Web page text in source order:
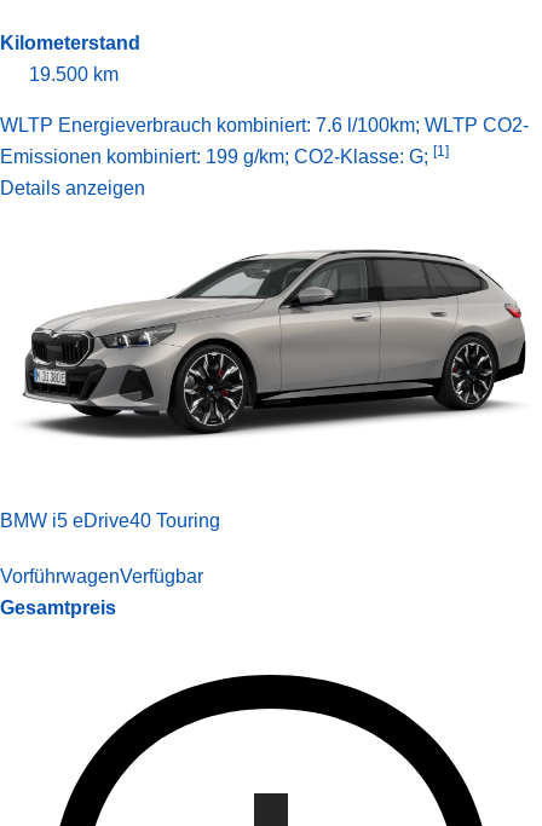
Kilometerstand
19.500 km
WLTP Energieverbrauch kombiniert: 7.6 l/100km; WLTP CO2-
Emissionen kombiniert: 199 g/km; CO2-Klasse: G; [1]
Details anzeigen
BMW i5 eDrive40 Touring
VorführwagenVerfügbar
Gesamtpreis